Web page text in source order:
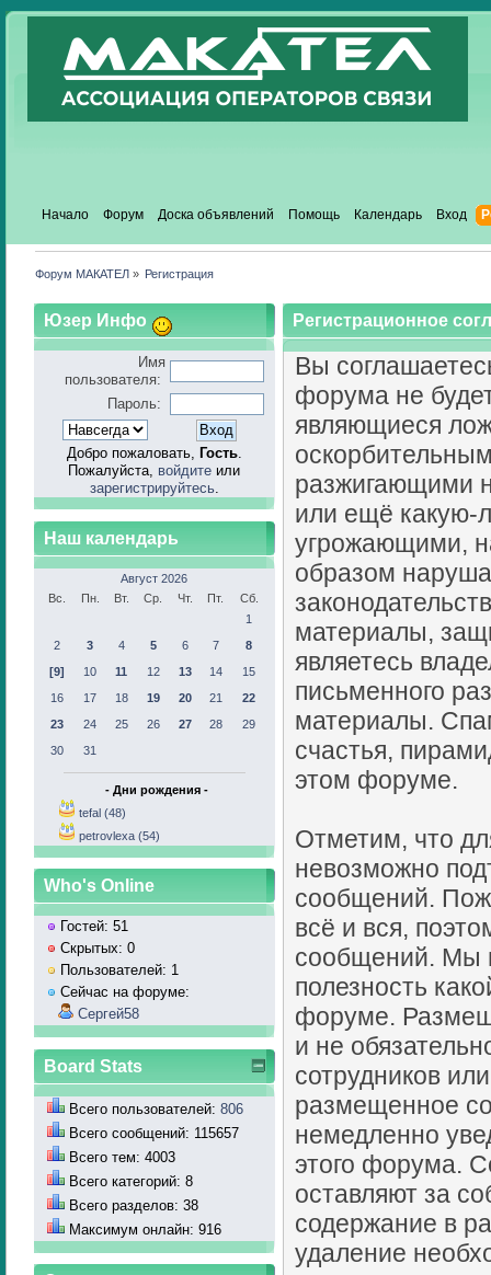
Начало Форум Доска объявлений Помощь Календарь Вход
Форум МАКАТЕЛ » Регистрация
Юзер Инфо
Имя
пользователя:
Пароль:
Добро пожаловать, Гость.
Пожалуйста, войдите или
зарегистрируйтесь.
Наш календарь
Август 2026
Вс.
Пн. Вт. Ср. Чт. Пт.
Сб.
1
2
3 4 5 6 7
8
[9]
10 11 12 13 14
15
16
17 18 19 20 21
22
23
24 25 26 27 28
29
30
31
- Дни рождения -
tefal (48)
petrovlexa (54)
Who's Online
Гостей: 51
Скрытых: 0
Пользователей: 1
Сейчас на форуме:
Сергей58
Board Stats
Всего пользователей: 806
Всего сообщений: 115657
Всего тем: 4003
Всего категорий: 8
Всего разделов: 38
Максимум онлайн: 916
Регистрационное
Вы
форума не
являющиеся
разжигающими
или ещё какую-
угрожающими,
образом
материалы,
являетесь
письменного
материалы.
счастья,
этом форуме.
Отметим, что
невозможно
сообщений.
всё и вся,
сообщений. Мы
полезность
форуме.
и не
сотрудников
размещенное
немедленно
этого форума.
оставляют за
содержание в
удаление